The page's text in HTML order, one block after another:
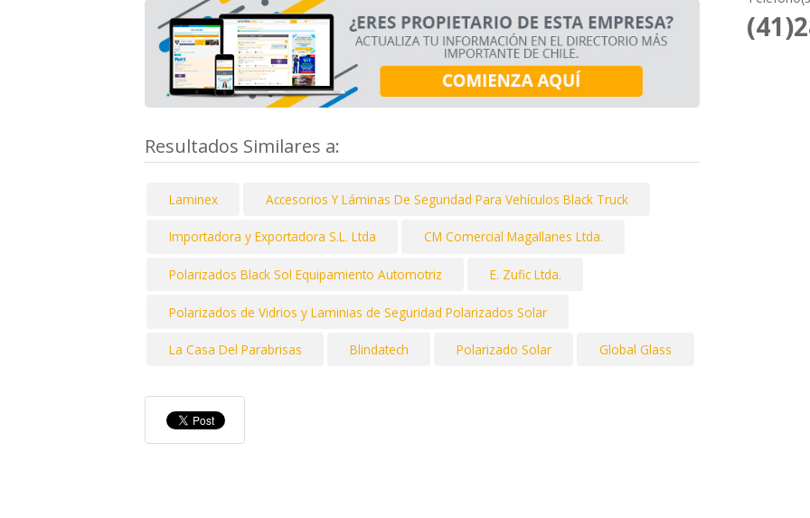
Resultados Similares a:
Laminex Accesorios Y Láminas De Seguridad Para Vehículos Black Truck
Importadora y Exportadora S.L. Ltda CM Comercial Magallanes Ltda.
Polarizados Black Sol Equipamiento Automotriz E. Zufic Ltda.
Polarizados de Vidrios y Laminias de Seguridad Polarizados Solar
La Casa Del Parabrisas Blindatech Polarizado Solar Global Glass